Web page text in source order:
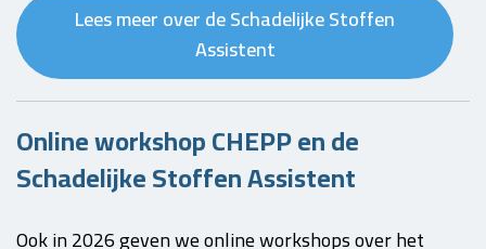
Lees meer over de Schadelijke Stoffen
Assistent
Online workshop CHEPP en de
Schadelijke Stoffen Assistent
Ook in 2026 geven we online workshops over het